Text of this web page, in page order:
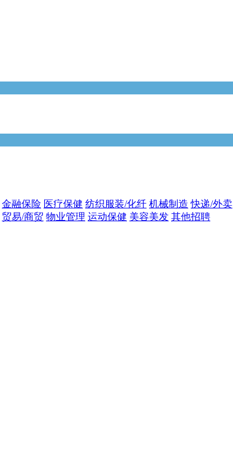
金融保险 医疗保健 纺织服装/化纤 机械制造 快递/外卖
贸易/商贸 物业管理 运动保健 美容美发 其他招聘